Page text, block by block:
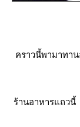
คราวนี้พามาทา
ร้านอาหารแถว